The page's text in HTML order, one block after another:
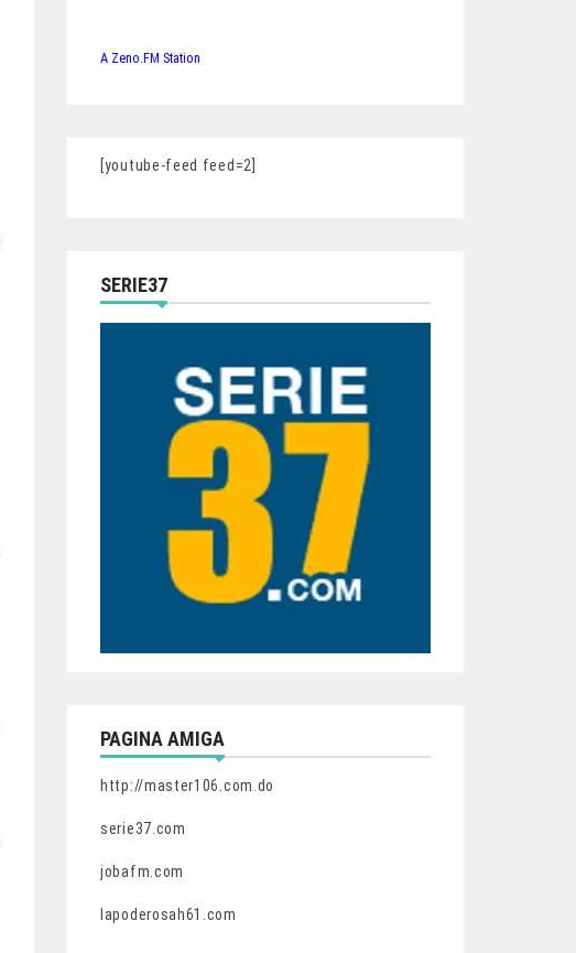
A Zeno.FM Station
[youtube-feed feed=2]
SERIE37
PAGINA AMIGA
http://master106.com.do
serie37.com
jobafm.com
lapoderosah61.com